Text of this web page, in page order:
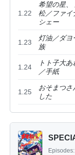
1.22
希望の星、
松／ファイ
シェー
1.23
灯油／ダヨ
族
1.24
トト子大あ
／手紙
1.25
おそまつさ
した
Episodes: